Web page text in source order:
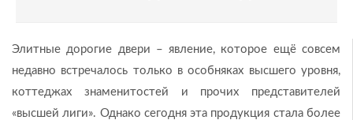
Элитные дорогие двери – явление, которое ещё совсем
недавно встречалось только в особняках высшего уровня,
коттеджах знаменитостей и прочих представителей
«высшей лиги». Однако сегодня эта продукция стала более